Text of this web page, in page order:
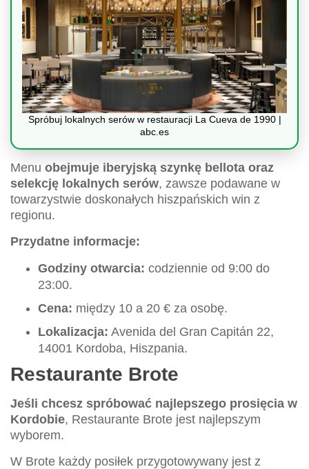
Spróbuj lokalnych serów w restauracji La Cueva de 1990 |
abc.es
Menu obejmuje iberyjską szynkę bellota oraz
selekcję lokalnych serów, zawsze podawane w
towarzystwie doskonałych hiszpańskich win z
regionu.
Przydatne informacje:
Godziny otwarcia: codziennie od 9:00 do
23:00.
Cena: między 10 a 20 € za osobę.
Lokalizacja: Avenida del Gran Capitán 22,
14001 Kordoba, Hiszpania.
Restaurante Brote
Jeśli chcesz spróbować najlepszego prosięcia w
Kordobie, Restaurante Brote jest najlepszym
wyborem.
W Brote każdy posiłek przygotowywany jest z